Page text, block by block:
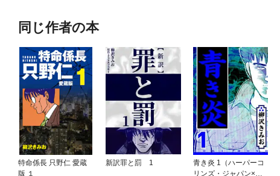
同じ作者の本
特命係長 只野仁 愛蔵
版 １
新訳罪と罰 1
青き炎 1（ハーパーコ
リンズ・ジャパン×ア